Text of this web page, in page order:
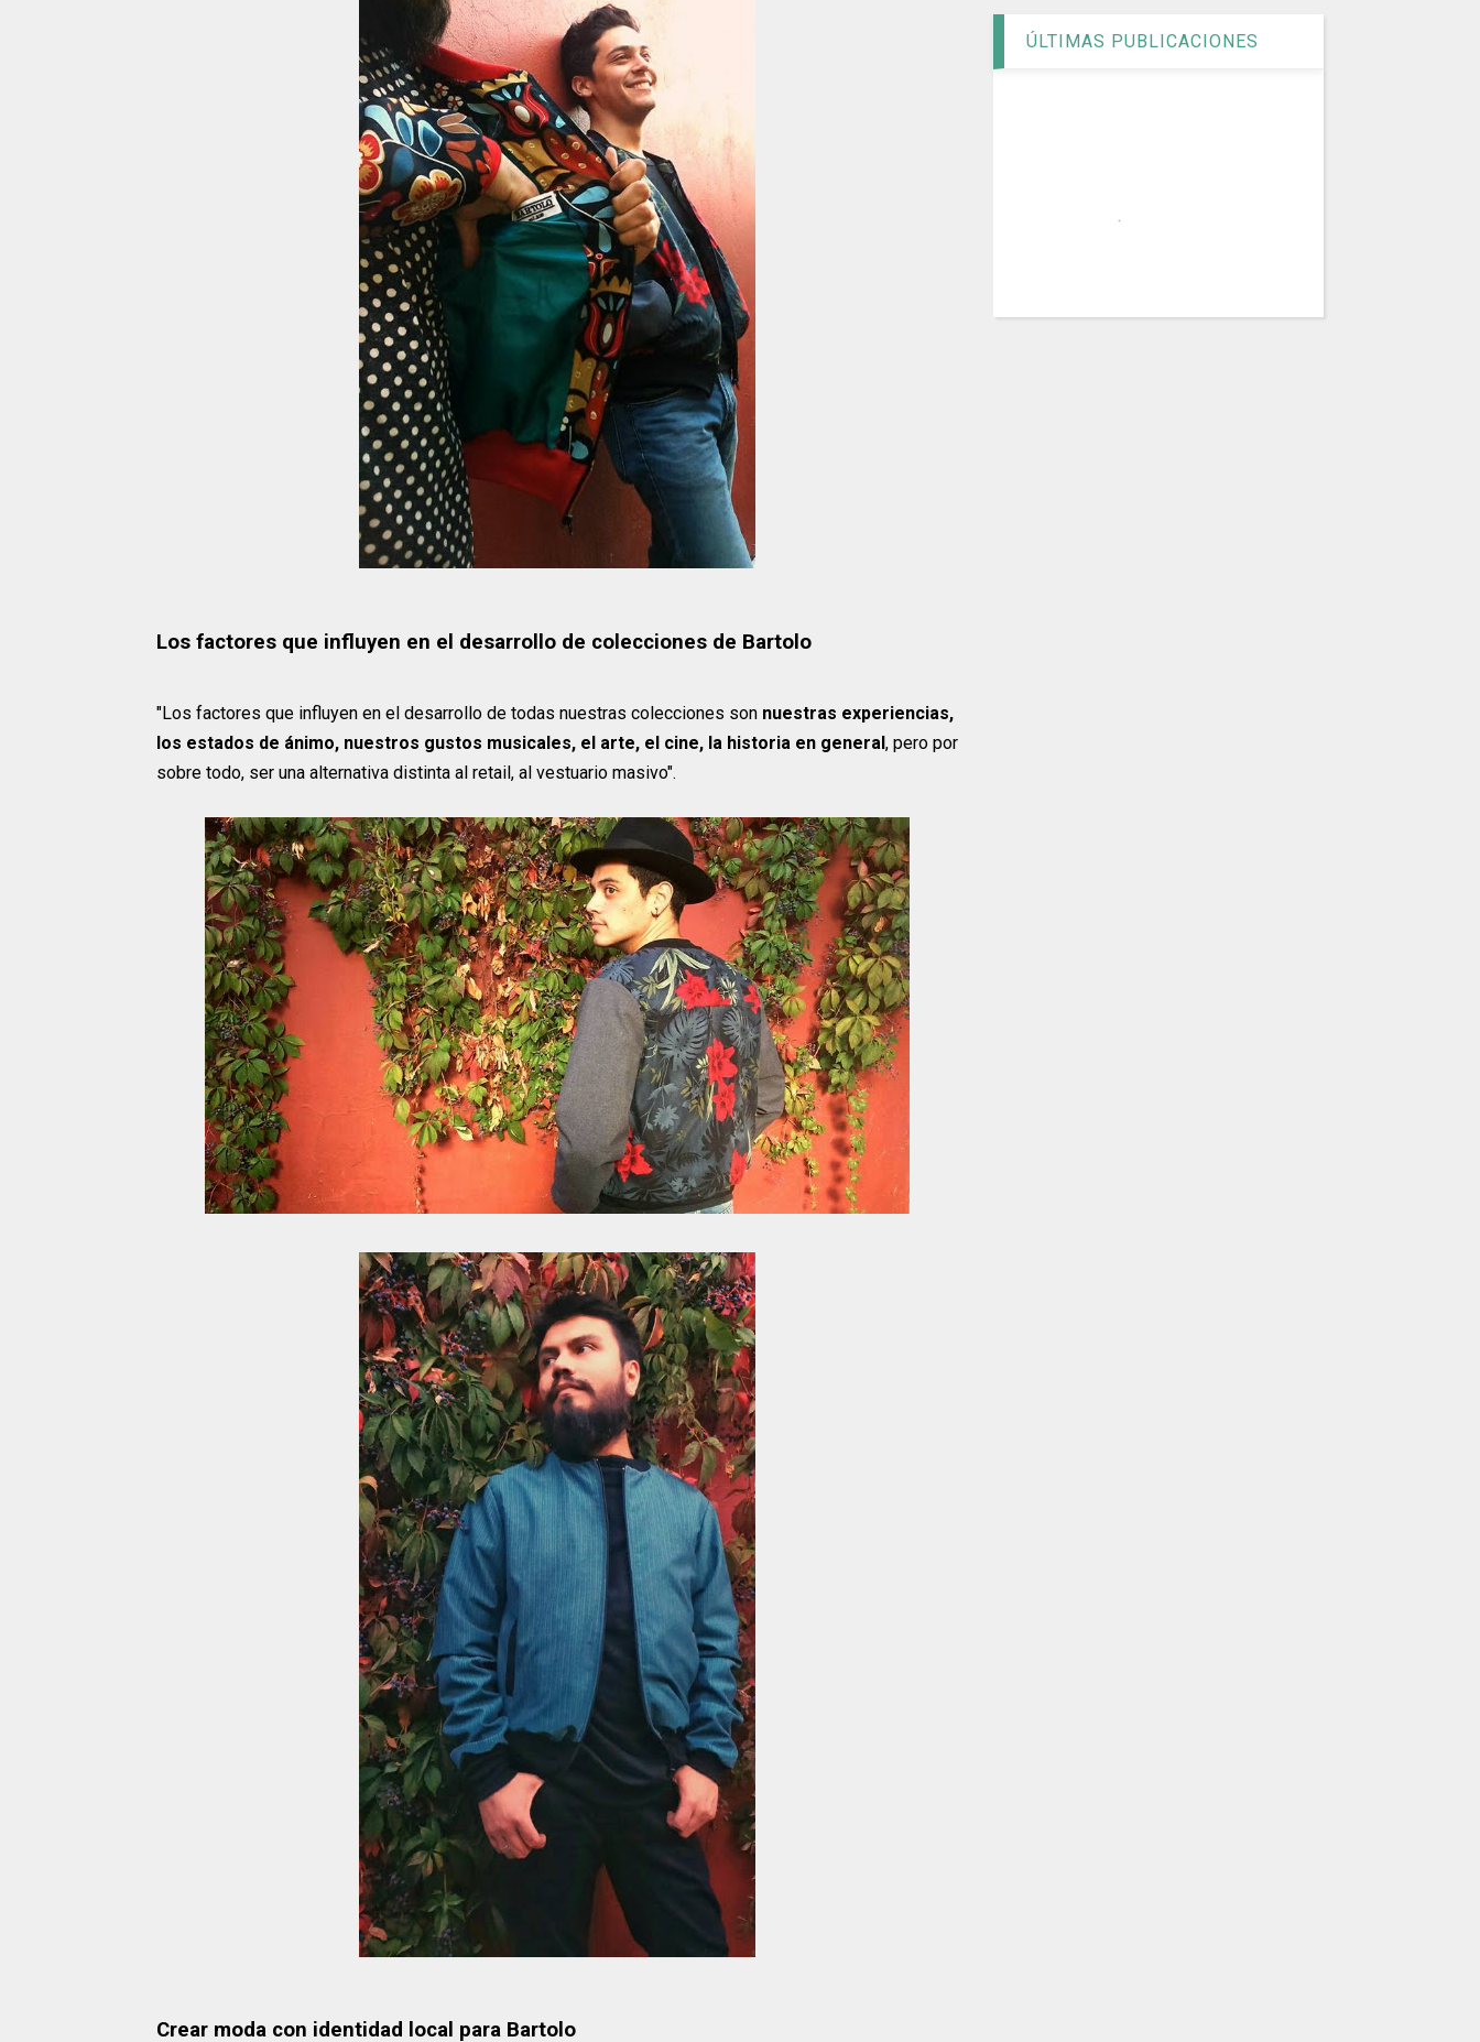
Los factores que influyen en el desarrollo de colecciones de Bartolo
"Los factores que influyen en el desarrollo de todas nuestras colecciones son nuestras experiencias,
los estados de ánimo, nuestros gustos musicales, el arte, el cine, la historia en general, pero por
sobre todo, ser una alternativa distinta al retail, al vestuario masivo".
Crear moda con identidad local para Bartolo
ÚLTIMAS PUBLICACIONES